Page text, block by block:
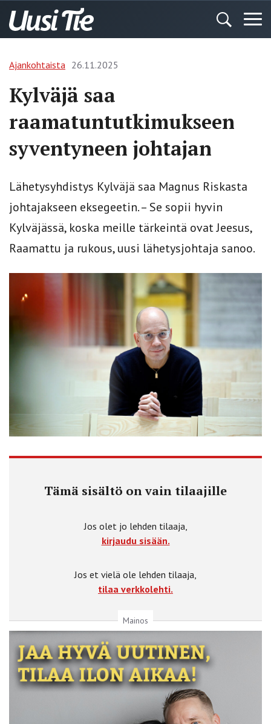
Ajankohtaista 26.11.2025
Kylväjä saa
raamatuntutkimukseen
syventyneen johtajan
Lähetysyhdistys Kylväjä saa Magnus Riskasta
johtajakseen eksegeetin. – Se sopii hyvin
Kylväjässä, koska meille tärkeintä ovat Jeesus,
Raamattu ja rukous, uusi lähetysjohtaja sanoo.
Tämä sisältö on vain tilaajille
Jos olet jo lehden tilaaja,
kirjaudu sisään.
Jos et vielä ole lehden tilaaja,
tilaa verkkolehti.
Mainos